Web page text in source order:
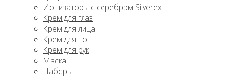
Ионизаторы с серебром Silverex
Крем для глаз
Крем для лица
Крем для ног
Крем для рук
Маска
Наборы